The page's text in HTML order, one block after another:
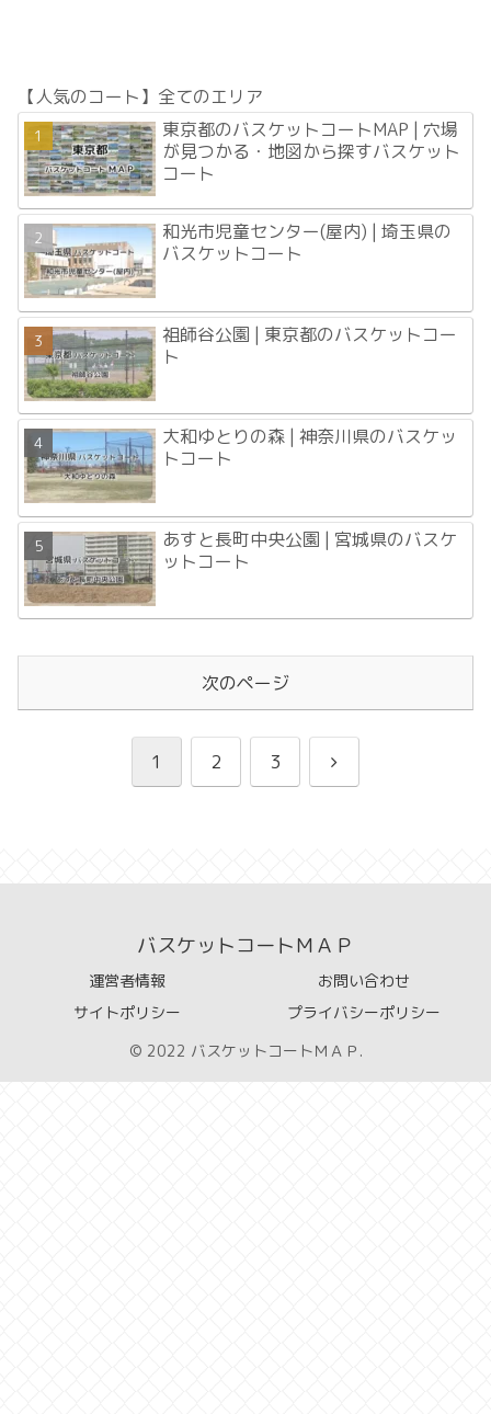
【人気のコート】全てのエリア
東京都のバスケットコートMAP | 穴場
が見つかる・地図から探すバスケット
コート
和光市児童センター(屋内) | 埼玉県の
バスケットコート
祖師谷公園 | 東京都のバスケットコー
ト
大和ゆとりの森 | 神奈川県のバスケッ
トコート
あすと長町中央公園 | 宮城県のバスケ
ットコート
次のページ
1 2 3
次
バスケットコートＭＡＰ
運営者情報
お問い合わせ
サイトポリシー
プライバシーポリシー
© 2022 バスケットコートＭＡＰ.